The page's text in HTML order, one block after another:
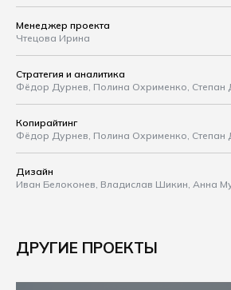
Менеджер проекта
Чтецова Ирина
Стратегия и аналитика
Фёдор Дурнев, Полина Охрименко, Степан
Копирайтинг
Фёдор Дурнев, Полина Охрименко, Степан
Дизайн
Иван Белоконев, Владислав Шикин, Анна
ДРУГИЕ ПРОЕКТЫ